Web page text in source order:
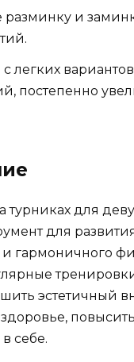
разминку и
легких вариантов
постепенно
для
для
гармоничного
эстетичный
себе.